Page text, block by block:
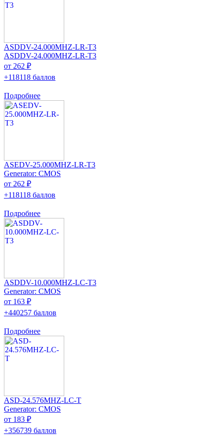
ASDDV-24.000MHZ-LR-T3
ASDDV-24.000MHZ-LR-T3
от 262 ₽
+118118 баллов
Подробнее
ASEDV-25.000MHZ-LR-T3
Generator: CMOS
от 262 ₽
+118118 баллов
Подробнее
ASDDV-10.000MHZ-LC-T3
Generator: CMOS
от 163 ₽
+440257 баллов
Подробнее
ASD-24.576MHZ-LC-T
Generator: CMOS
от 183 ₽
+356739 баллов